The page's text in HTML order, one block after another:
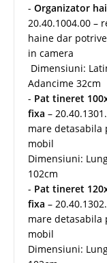
- Organizator
20.40.1004.00
haine dar
in camera
Dimensiuni:
Adancime 32cm
- Pat tineret
fixa –
mare detasabila
mobil
Dimensiuni:
102cm
- Pat tineret
fixa –
mare detasabila
mobil
Dimensiuni: